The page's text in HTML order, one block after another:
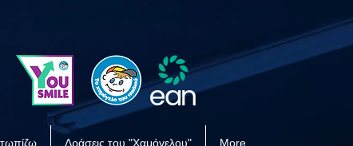
Δράσεις του "Χαμόγελου" More